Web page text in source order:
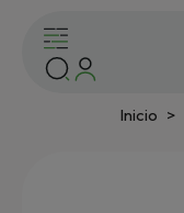
Inicio